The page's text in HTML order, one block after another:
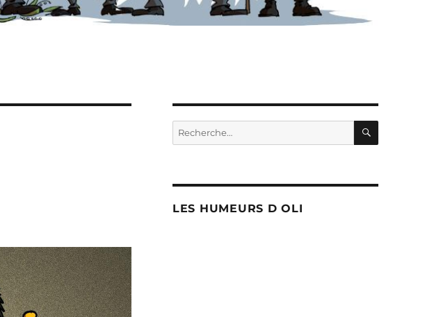
Recherche
pour :
LES HUMEURS D OLI